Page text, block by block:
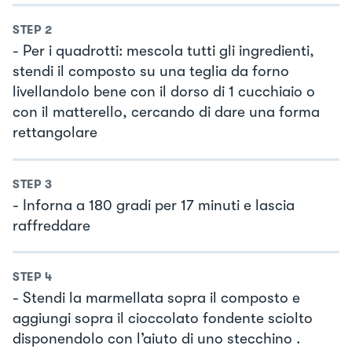
STEP 2
- Per i quadrotti: mescola tutti gli ingredienti,
stendi il composto su una teglia da forno
livellandolo bene con il dorso di 1 cucchiaio o
con il matterello, cercando di dare una forma
rettangolare
STEP 3
- Inforna a 180 gradi per 17 minuti e lascia
raffreddare
STEP 4
- Stendi la marmellata sopra il composto e
aggiungi sopra il cioccolato fondente sciolto
disponendolo con l’aiuto di uno stecchino .